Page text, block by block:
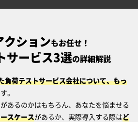
クションもお任せ！
サービス3選の詳細解説
負荷テストサービス会社について、もっ
。
あるのかはもちろん、あなたを悩ませる
スケースがあるか、実際導入する際はど